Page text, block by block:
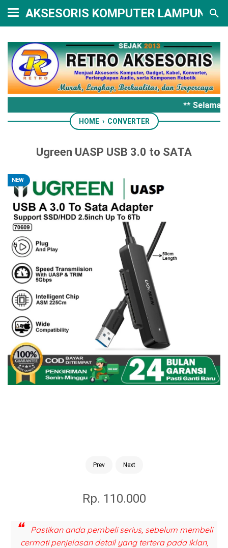
AKSESORIS KOMPUTER LAMPUNG
** Selamat
HOME › CONVERTER
Ugreen UASP USB 3.0 to SATA
NEW
Prev Next
Rp. 110.000
Pastikan anda pembeli serius, sebelum membeli
cermati penjelasan detail yang tertera pada iklan,